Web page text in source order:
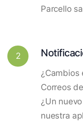
Parcello
2
¿Cambios
Correos
¿Un
nuestra